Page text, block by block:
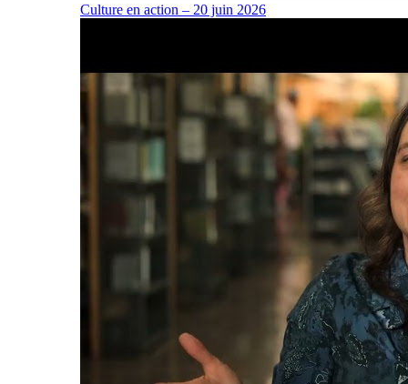
Culture en action – 20 juin 2026